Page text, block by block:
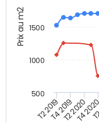
Prix au m2
T2 2019T4 2019T2 2020
T4
500
1000
1500